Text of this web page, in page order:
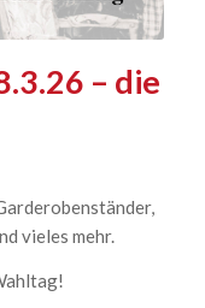
– die
vieles mehr.